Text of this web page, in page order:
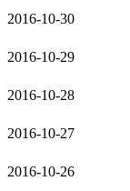
2016-10-30
2016-10-29
2016-10-28
2016-10-27
2016-10-26